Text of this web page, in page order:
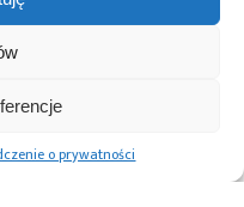
o prywatności
z czeską firmą URC
urządzeń
służących do
zakłócania
systemów